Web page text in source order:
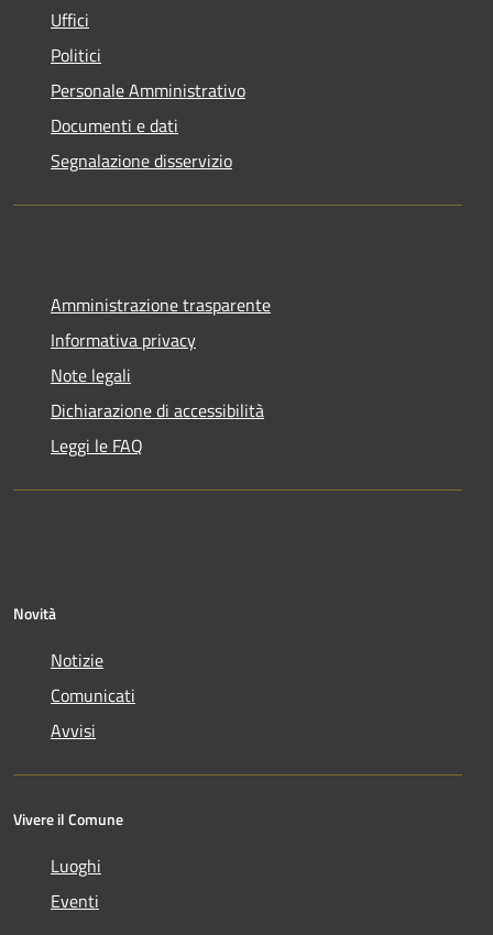
Uffici
Politici
Personale Amministrativo
Documenti e dati
Segnalazione disservizio
Amministrazione trasparente
Informativa privacy
Note legali
Dichiarazione di accessibilità
Leggi le FAQ
Novità
Notizie
Comunicati
Avvisi
Vivere il Comune
Luoghi
Eventi